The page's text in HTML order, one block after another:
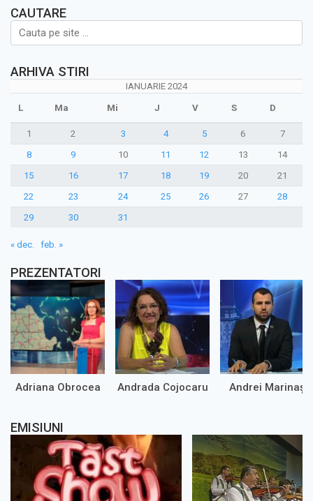
CAUTARE
ARHIVA STIRI
IANUARIE 2024
L Ma Mi J V S D
1 2 3 4 5 6
7
8
9 10 11 12 13
14
15
16 17 18 19 20
21
22
23 24 25 26 27
28
29
30 31
« dec. feb. »
PREZENTATORI
Adriana Obrocea Andrada Cojocaru Andrei Marinaș
EMISIUNI